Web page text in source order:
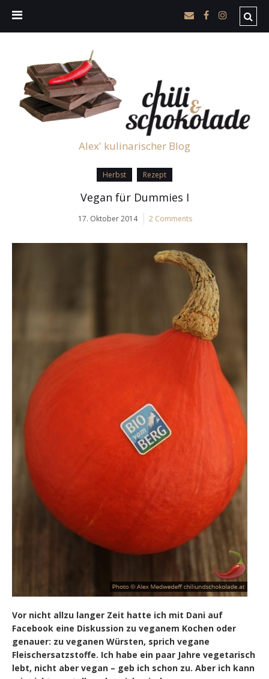
Alex' kulinarischer Blog
Herbst Rezept
Vegan für Dummies I
17. Oktober 2014 2 Comments
Vor nicht allzu langer Zeit hatte ich mit Dani auf
Facebook eine Diskussion zu veganem Kochen oder
genauer: zu veganen Würsten, sprich vegane
Fleischersatzstoffe. Ich habe ein paar Jahre vegetarisch
lebt, nicht aber vegan – geb ich schon zu. Aber ich kann